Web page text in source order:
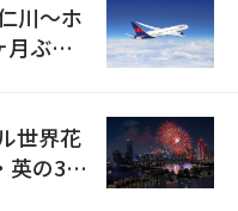
川〜ホ
ぶり
世界花
英の3カ